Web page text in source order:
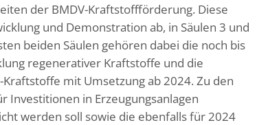
der BMDV-Kraftstoffförderung. Diese
und Demonstration ab, in Säulen 3 und
beiden Säulen gehören dabei die noch bis
regenerativer Kraftstoffe und die
mit Umsetzung ab 2024. Zu den
Investitionen in Erzeugungsanlagen
werden soll sowie die ebenfalls für 2024